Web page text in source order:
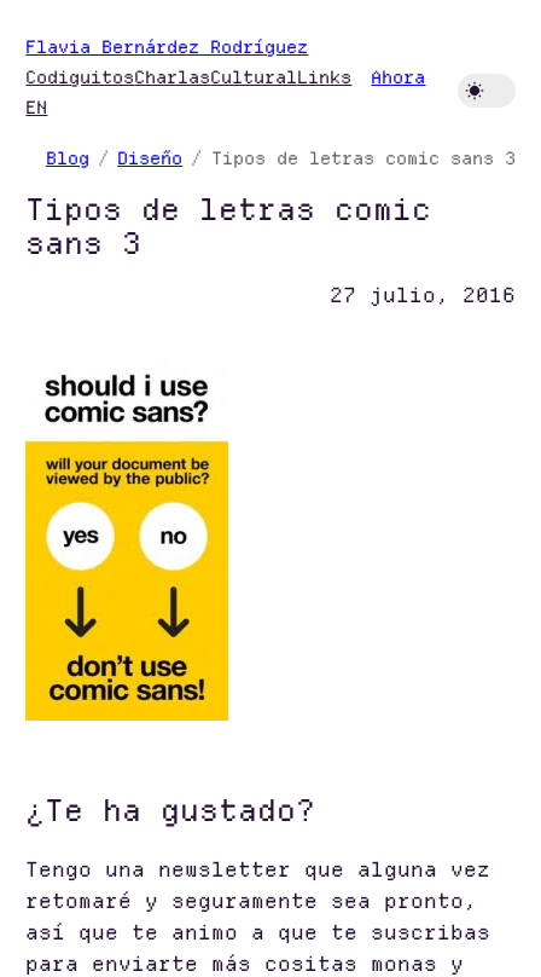
al
contenido
Flavia Bernárdez Rodríguez
CodiguitosCharlasCulturalLinks
Ahora
EN
Blog Diseño Tipos de letras comic sans 3
Tipos de letras comic
sans 3
27 julio, 2016
¿Te ha gustado?
Tengo una newsletter que alguna vez
retomaré y seguramente sea pronto,
así que te animo a que te suscribas
para enviarte más cositas monas y